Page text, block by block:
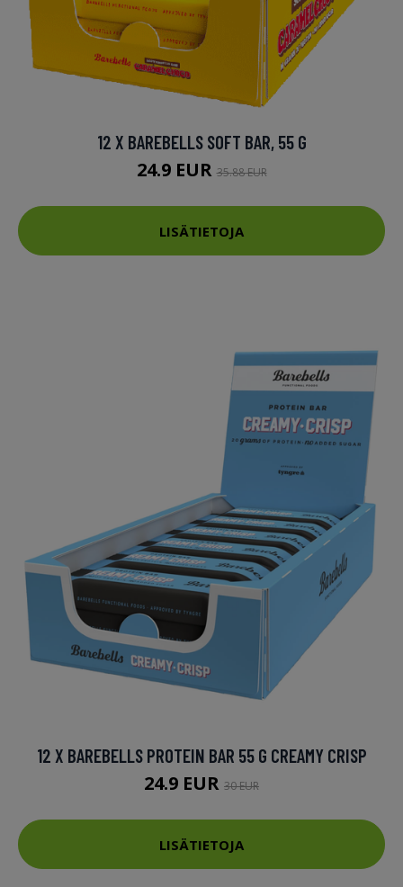
12 X BAREBELLS SOFT BAR, 55 G
24.9 EUR35.88 EUR
LISÄTIETOJA
12 X BAREBELLS PROTEIN BAR 55 G CREAMY CRISP
24.9 EUR 30 EUR
LISÄTIETOJA